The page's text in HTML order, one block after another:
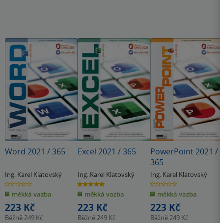
Word 2021 / 365
Ing. Karel Klatovský
0.0
z
5
hvězdiček
měkká vazba
223 Kč
Běžně249 Kč
Excel 2021 / 365
Ing. Karel Klatovský
5.0
z
5
hvězdiček
měkká vazba
223 Kč
Běžně249 Kč
PowerPoint 2021 /
365
Ing. Karel Klatovský
0.0
z
5
hvězdiček
měkká vazba
223 Kč
Běžně249 Kč